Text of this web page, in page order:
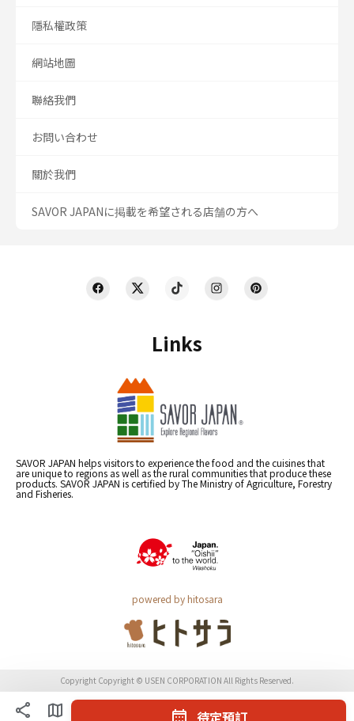
待定預訂
Links
SAVOR JAPAN helps visitors to experience the food and the cuisines that
are unique to regions as well as the rural communities that produce these
products. SAVOR JAPAN is certified by The Ministry of Agriculture, Forestry
and Fisheries.
powered by hitosara
隱私權政策
網站地圖
聯絡我們
お問い合わせ
關於我們
SAVOR JAPANに掲載を希望される店舗の方へ
Copyright Copyright © USEN CORPORATION All Rights Reserved.